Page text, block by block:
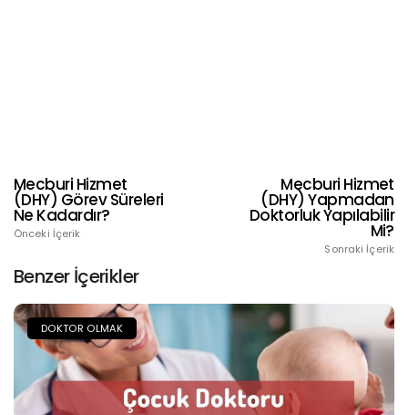
Mecburi Hizmet
(DHY) Görev Süreleri
Ne Kadardır?
Önceki İçerik
Mecburi Hizmet
(DHY) Yapmadan
Doktorluk Yapılabilir
Mi?
Sonraki İçerik
Benzer İçerikler
DOKTOR OLMAK